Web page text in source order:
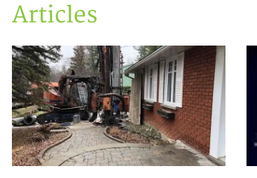
Accueil
Articles
Articles